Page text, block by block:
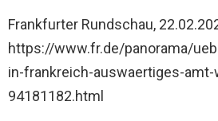
Frankfurter Rundschau,
https://www.fr.de/panorama/
in-frankreich-auswaertiges-amt-
94181182.html